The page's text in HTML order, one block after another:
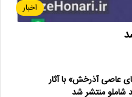
اخبار
عاصی آذرخش» با آثار
شاملو منتشر شد